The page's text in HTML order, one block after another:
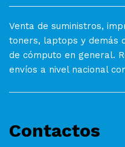
Venta de suministros,
toners, laptops y demás
de cómputo en general.
envíos a nivel nacional
Contactos